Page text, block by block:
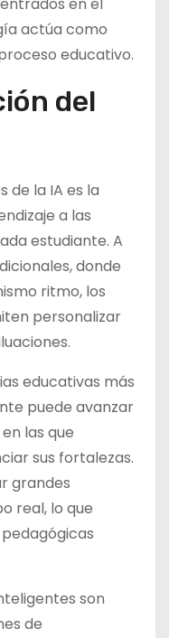
en el
actúa como
educativo.
del
de la IA es la
a las
estudiante. A
donde
ritmo, los
personalizar
educativas más
puede avanzar
las que
sus fortalezas.
grandes
real, lo que
son
de